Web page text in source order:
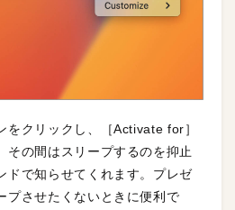
をクリックし、［Activate for］
その間はスリープするのを抑止
ドで知らせてくれます。プレゼ
プさせたくないときに便利で